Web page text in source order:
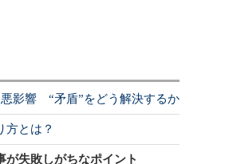
影響 “矛盾”をどう解決するか
方とは？
失敗しがちなポイント